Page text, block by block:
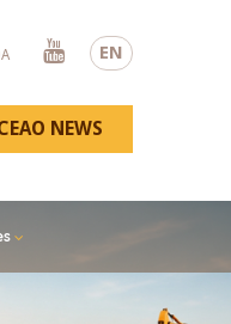
EN
Youtube
NEWS